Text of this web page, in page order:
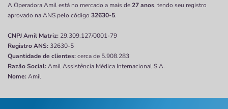
A Operadora Amil está no mercado a mais de27 anos, tendo seu registro
aprovado na ANS pelo código 32630-5.
CNPJAmil Matriz: 29.309.127/0001-79
Registro ANS: 32630-5
Quantidade de clientes:cerca de 5.908.283
Razão Social:Amil Assistência Médica Internacional S.A.
Nome:Amil